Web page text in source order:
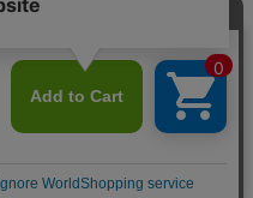
合せ（平日10：30～18：00）
ー
SHEL'TTER TOKYO